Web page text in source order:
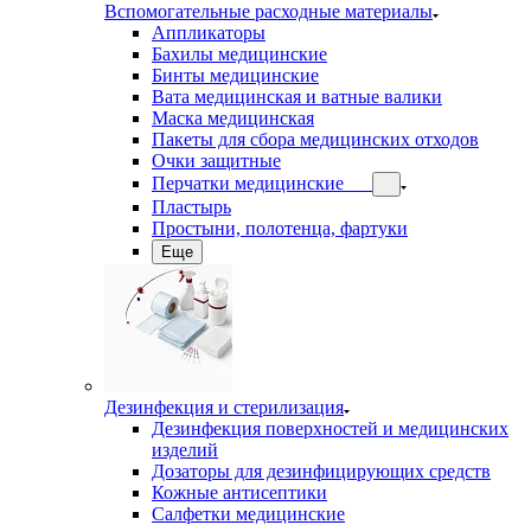
Вспомогательные расходные материалы
Аппликаторы
Бахилы медицинские
Бинты медицинские
Вата медицинская и ватные валики
Маска медицинская
Пакеты для сбора медицинских отходов
Очки защитные
Перчатки медицинские
Пластырь
Простыни, полотенца, фартуки
Еще
Дезинфекция и стерилизация
Дезинфекция поверхностей и медицинских
изделий
Дозаторы для дезинфицирующих средств
Кожные антисептики
Салфетки медицинские